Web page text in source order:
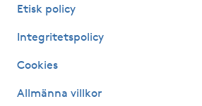
Hatha Yoga
Headspa
Etisk policy
Integritetspolicy
Cookies
Allmänna villkor